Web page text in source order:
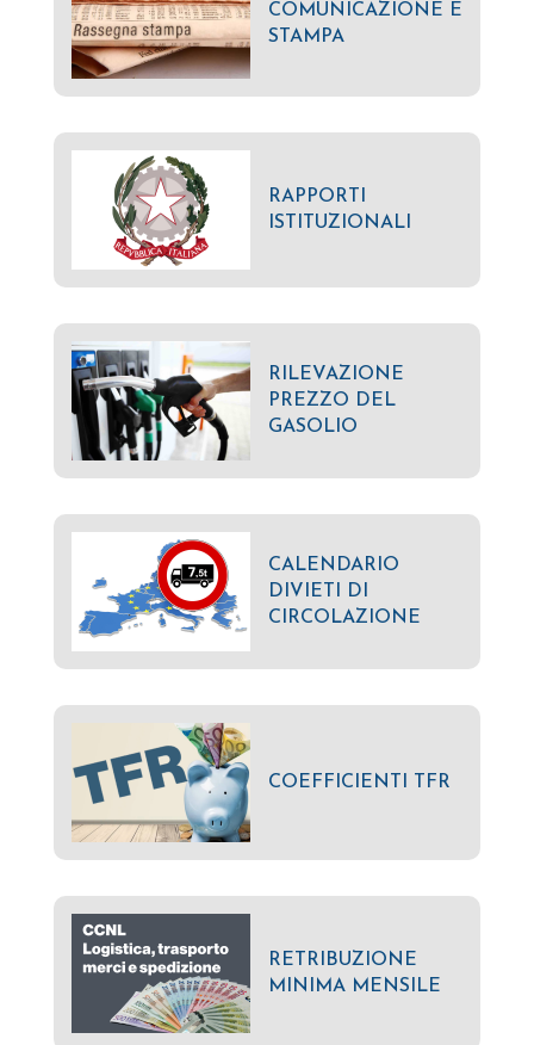
COMUNICAZIONE E
STAMPA
RAPPORTI
ISTITUZIONALI
RILEVAZIONE
PREZZO DEL
GASOLIO
CALENDARIO
DIVIETI DI
CIRCOLAZIONE
COEFFICIENTI TFR
RETRIBUZIONE
MINIMA MENSILE